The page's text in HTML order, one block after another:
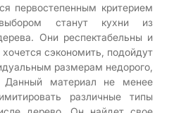
первостепенным критерием
станут кухни из
Они респектабельны и
сэкономить, подойдут
размерам недорого,
материал не менее
различные типы